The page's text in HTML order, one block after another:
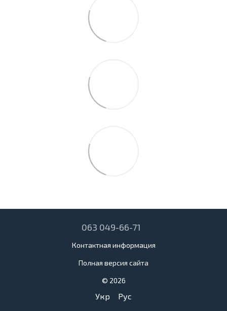
063 049-66-71
Контактная информация
Полная версия сайта
© 2026
Укр Рус